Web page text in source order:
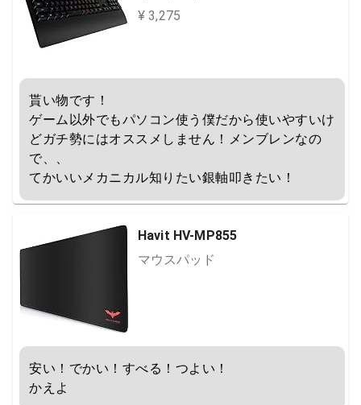
¥ 3,275
貰い物です！
ゲーム以外でもパソコン使う僕だから使いやすいけ
どガチ勢にはオススメしません！メンブレンなの
で、、
てかいいメカニカル知りたい銀軸叩きたい！
Havit HV-MP855
マウスパッド
安い！でかい！すべる！つよい！
かえよ